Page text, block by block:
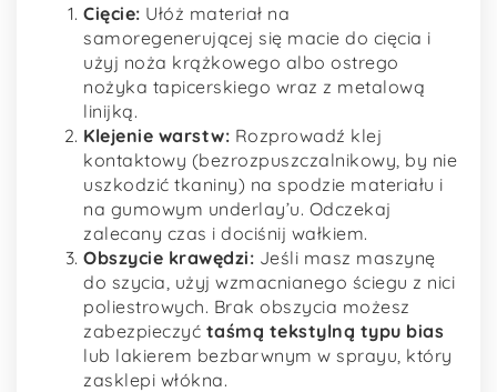
Cięcie: Ułóż materiał na
samoregenerującej się macie do cięcia i
użyj noża krążkowego albo ostrego
nożyka tapicerskiego wraz z metalową
linijką.
Klejenie warstw: Rozprowadź klej
kontaktowy (bezrozpuszczalnikowy, by nie
uszkodzić tkaniny) na spodzie materiału i
na gumowym underlay’u. Odczekaj
zalecany czas i dociśnij wałkiem.
Obszycie krawędzi: Jeśli masz maszynę
do szycia, użyj wzmacnianego ściegu z nici
poliestrowych. Brak obszycia możesz
zabezpieczyć taśmą tekstylną typu bias
lub lakierem bezbarwnym w sprayu, który
zasklepi włókna.